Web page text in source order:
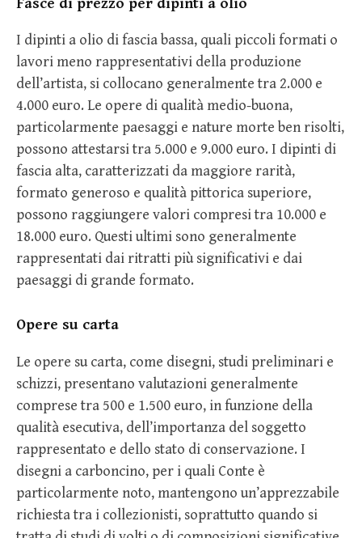
I dipinti a olio di fascia bassa, quali piccoli formati o
lavori meno rappresentativi della produzione
dell’artista, si collocano generalmente tra 2.000 e
4.000 euro. Le opere di qualità medio-buona,
particolarmente paesaggi e nature morte ben risolti,
possono attestarsi tra 5.000 e 9.000 euro. I dipinti di
fascia alta, caratterizzati da maggiore rarità,
formato generoso e qualità pittorica superiore,
possono raggiungere valori compresi tra 10.000 e
18.000 euro. Questi ultimi sono generalmente
rappresentati dai ritratti più significativi e dai
paesaggi di grande formato.
Opere su carta
Le opere su carta, come disegni, studi preliminari e
schizzi, presentano valutazioni generalmente
comprese tra 500 e 1.500 euro, in funzione della
qualità esecutiva, dell’importanza del soggetto
rappresentato e dello stato di conservazione. I
disegni a carboncino, per i quali Conte è
particolarmente noto, mantengono un’apprezzabile
richiesta tra i collezionisti, soprattutto quando si